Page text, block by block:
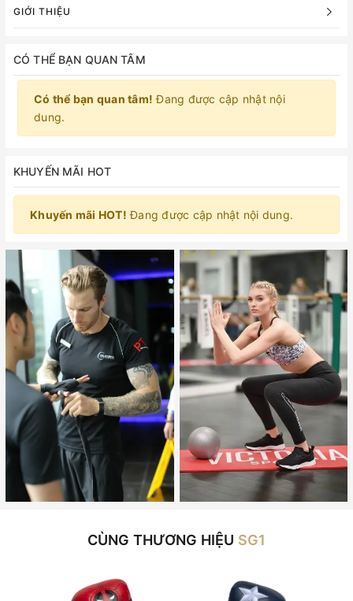
GIỚI THIỆU
CÓ THỂ BẠN QUAN TÂM
Có thể bạn quan tâm! Đang được cập nhật nội
dung.
KHUYẾN MÃI HOT
Khuyến mãi HOT! Đang được cập nhật nội dung.
CÙNG THƯƠNG HIỆU SG1